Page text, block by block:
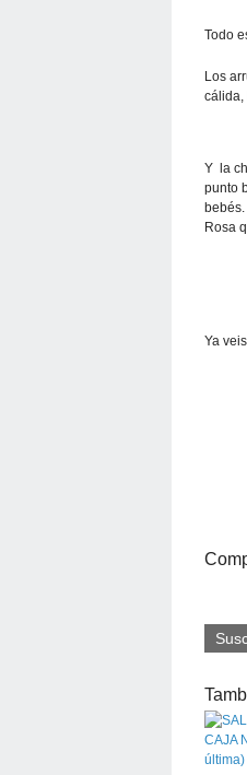
Todo
Los
cálida,
Y la
punto
Rosa
Ya